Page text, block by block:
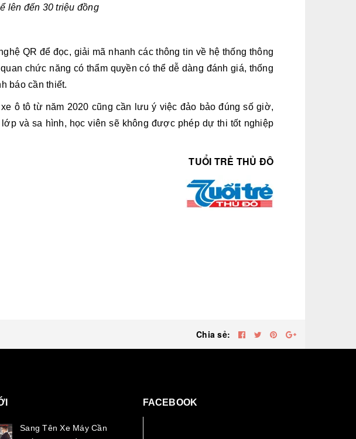
lên đến 30 triệu đồng
QR để đọc, giải mã nhanh các thông tin về hệ thống thông
chức năng có thẩm quyền có thể dễ dàng đánh giá, thống
báo cần thiết.
ô tô từ năm 2020 cũng cần lưu ý việc đảo bảo đúng số giờ,
và sa hình, học viên sẽ không được phép dự thi tốt nghiệp
TUỔI TRẺ THỦ ĐÔ
Chia sẻ:
Sang Tên Xe Máy Cần
FACEBOOK